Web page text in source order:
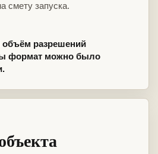
смету запуска.
разрешений
формат можно было